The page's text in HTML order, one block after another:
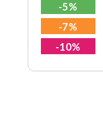
-5%
-7%
-10%